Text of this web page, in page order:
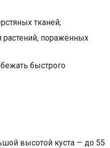
тканей;
растений, поражённых
быстрого
высотой куста — до 55